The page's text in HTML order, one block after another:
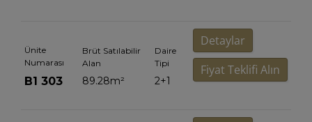
Ünite
Numarası
B1 303
Brüt Satılabilir
Alan
89.28m²
Daire
Tipi
2+1
Detaylar
Fiyat Teklifi Alın